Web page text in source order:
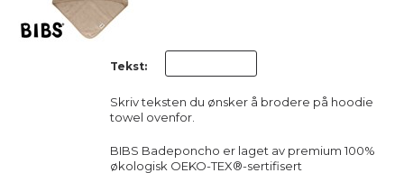
Tekst:
Skriv teksten du ønsker å brodere på hoodie
towel ovenfor.
BIBS Badeponcho er laget av premium 100%
økologisk OEKO-TEX®-sertifisert